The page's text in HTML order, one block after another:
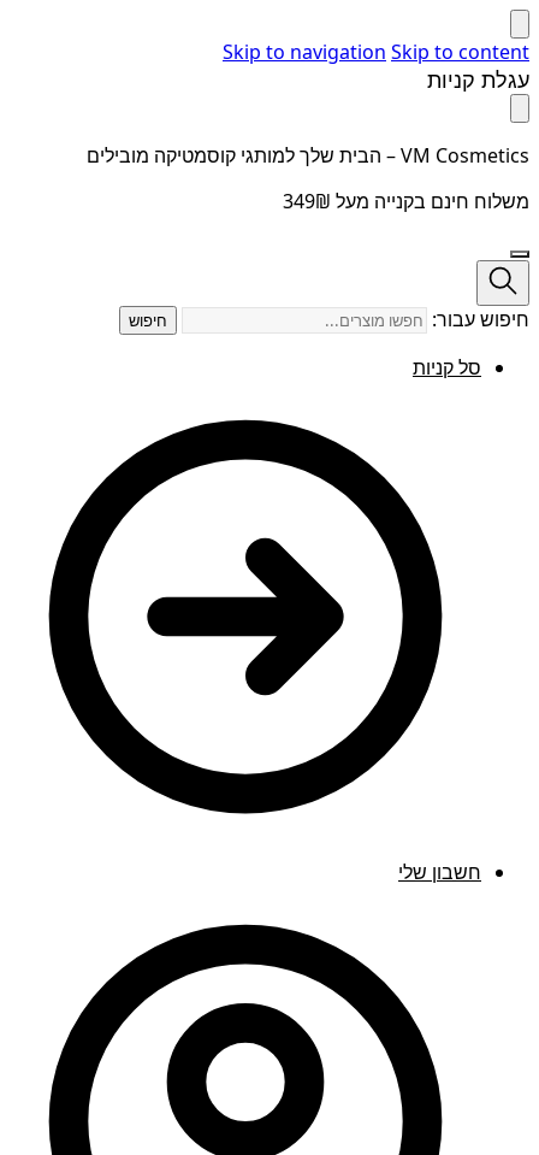
Skip to navigation Skip to content
עגלת קניות
VM Cosmetics – הבית שלך למותגי קוסמטיקה מובילים
משלוח חינם בקנייה מעל 349₪
חיפוש עבור: חיפוש
סל קניות
חשבון שלי